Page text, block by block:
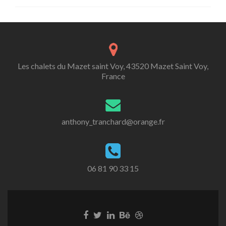
Les chalets du Mazet saint Voy, 43520 Mazet Saint Voy,
France
anthony_tranchard@orange.fr
06 81 90 33 15